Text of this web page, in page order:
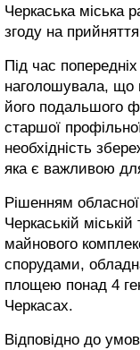
Черкаська міська
згоду на
Під час
наголошувала, що
його подальшого
старшої
необхідність
яка є важливою
Рішенням
Черкаській міській
майнового
спорудами,
площею понад 4
Черкасах.
Відповідно до